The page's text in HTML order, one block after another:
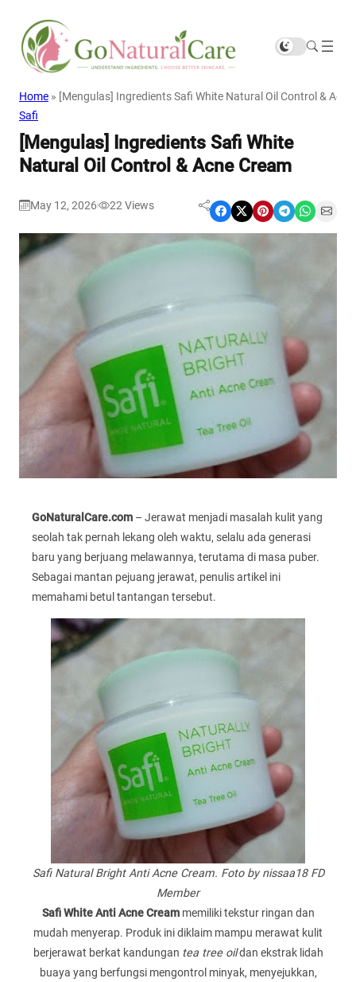
Home » [Mengulas] Ingredients Safi White Natural Oil Control & Acne
Safi
[Mengulas] Ingredients Safi White
Natural Oil Control & Acne Cream
May 12, 2026 22Views Share on Facebook Share on X Share on Pinterest Share on Telegram Share on WhatsApp Share on Email
GoNaturalCare.com – Jerawat menjadi masalah kulit yang
seolah tak pernah lekang oleh waktu, selalu ada generasi
baru yang berjuang melawannya, terutama di masa puber.
Sebagai mantan pejuang jerawat, penulis artikel ini
memahami betul tantangan tersebut.
Safi Natural Bright Anti Acne Cream. Foto by nissaa18 FD
Member
Safi White Anti Acne Creammemiliki tekstur ringan dan
mudah menyerap. Produk ini diklaim mampu merawat kulit
berjerawat berkat kandungan tea tree oildan ekstrak lidah
buaya yang berfungsi mengontrol minyak, menyejukkan,